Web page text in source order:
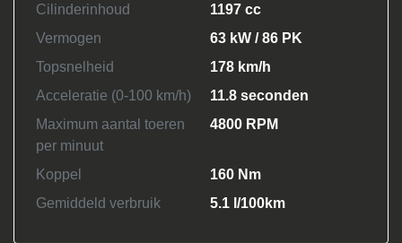
Cilinderinhoud
1197 cc
Vermogen
63 kW / 86 PK
Topsnelheid
178 km/h
Acceleratie (0-100 km/h)
11.8 seconden
Maximum aantal toeren
per minuut
4800 RPM
Koppel
160 Nm
Gemiddeld verbruik
5.1 l/100km